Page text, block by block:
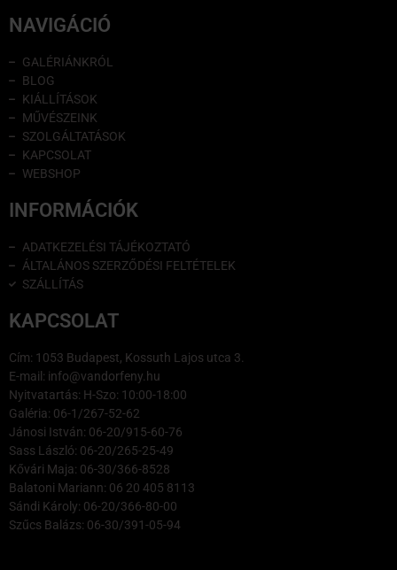
NAVIGÁCIÓ
GALÉRIÁNKRÓL
BLOG
KIÁLLÍTÁSOK
MŰVÉSZEINK
SZOLGÁLTATÁSOK
KAPCSOLAT
WEBSHOP
INFORMÁCIÓK
ADATKEZELÉSI TÁJÉKOZTATÓ
ÁLTALÁNOS SZERZŐDÉSI FELTÉTELEK
SZÁLLÍTÁS
KAPCSOLAT
Cím: 1053 Budapest, Kossuth Lajos utca 3.
E-mail: info@vandorfeny.hu
Nyitvatartás: H-Szo: 10:00-18:00
Galéria: 06-1/267-52-62
Jánosi István: 06-20/915-60-76
Sass László: 06-20/265-25-49
Kővári Maja: 06-30/366-8528
Balatoni Mariann: 06 20 405 8113
Sándi Károly: 06-20/366-80-00
Szűcs Balázs: 06-30/391-05-94